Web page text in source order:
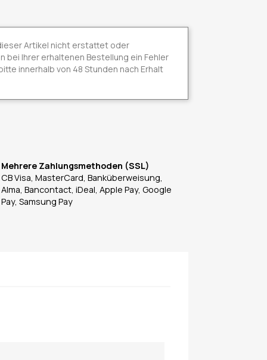
Artikel nicht erstattet oder
bei Ihrer erhaltenen Bestellung ein Fehler
innerhalb von 48 Stunden nach Erhalt
Mehrere Zahlungsmethoden (SSL)
CB Visa, MasterCard, Banküberweisung,
Alma, Bancontact, iDeal, Apple Pay, Google
Pay, Samsung Pay